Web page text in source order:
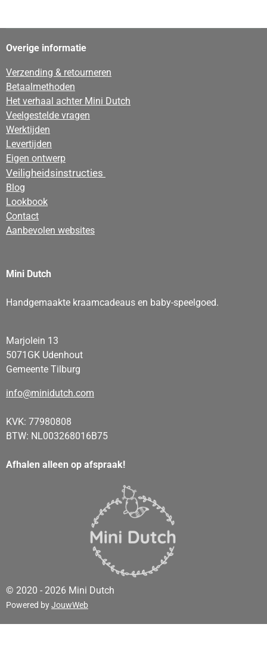
Overige informatie
Verzending & retourneren
Betaalmethoden
Het verhaal achter Mini Dutch
Veelgestelde vragen
Werktijden
Levertijden
Eigen ontwerp
Veiligheidsinstructies
Blog
Lookbook
Contact
Aanbevolen websites
Mini Dutch
Handgemaakte kraamcadeaus en baby-speelgoed.
Marjolein 13
5071GK Udenhout
Gemeente Tilburg
info@minidutch.com
KVK: 77980808
BTW: NL003268016B75
Afhalen alleen op afspraak!
© 2020 - 2026 Mini Dutch
Powered byJouwWeb